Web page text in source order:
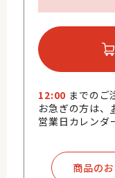
12:00 までのご
お急ぎの方は、
営業日カレンダ
商品の